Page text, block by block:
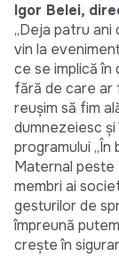
Igor Belei,
„Deja patru ani
vin la
ce se implică în
fără de care ar
reușim să fim
dumnezeiesc
programului
Maternal
membri ai
gesturilor de
împreună
crește în